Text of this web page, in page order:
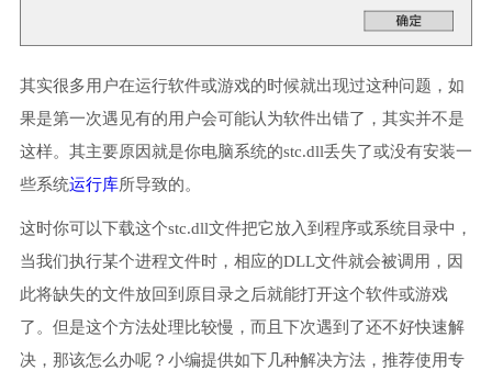
其实很多用户在运行软件或游戏的时候就出现过这种问题，如
果是第一次遇见有的用户会可能认为软件出错了，其实并不是
这样。其主要原因就是你电脑系统的stc.dll丢失了或没有安装一
些系统运行库所导致的。
这时你可以下载这个stc.dll文件把它放入到程序或系统目录中，
当我们执行某个进程文件时，相应的DLL文件就会被调用，因
此将缺失的文件放回到原目录之后就能打开这个软件或游戏
了。但是这个方法处理比较慢，而且下次遇到了还不好快速解
决，那该怎么办呢？小编提供如下几种解决方法，推荐使用专